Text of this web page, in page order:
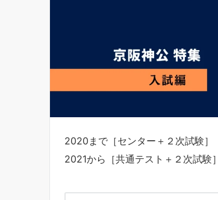
2020まで［センター＋２次試験］
2021から［共通テスト＋２次試験］